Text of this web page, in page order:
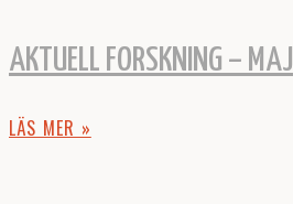
AKTUELL FORSKNING – MAJ
LÄS MER »